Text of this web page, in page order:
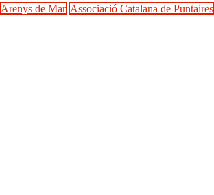
Arenys de Mar Associació Catalana de Puntaires